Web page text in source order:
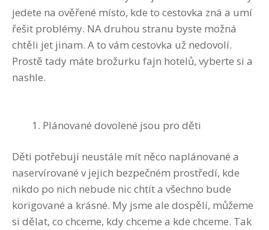
jedete na ověřené místo, kde to cestovka zná a umí
řešit problémy. NA druhou stranu byste možná
chtěli jet jinam. A to vám cestovka už nedovolí.
Prostě tady máte brožurku fajn hotelů, vyberte si a
nashle.
Plánované dovolené jsou pro děti
Děti potřebují neustále mít něco naplánované a
naservírované v jejich bezpečném prostředí, kde
nikdo po nich nebude nic chtít a všechno bude
korigované a krásné. My jsme ale dospělí, můžeme
si dělat, co chceme, kdy chceme a kde chceme. Tak